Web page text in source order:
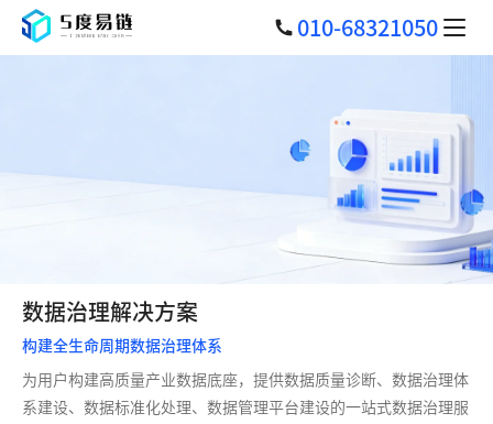
010-68321050
数据治理解决方案
构建全生命周期数据治理体系
为用户构建高质量产业数据底座，提供数据质量诊断、数据治理体
系建设、数据标准化处理、数据管理平台建设的一站式数据治理服